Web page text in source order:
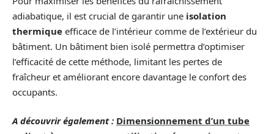
adiabatique, il est crucial de garantir une isolation
thermique efficace de l’intérieur comme de l’extérieur du
bâtiment. Un bâtiment bien isolé permettra d’optimiser
l’efficacité de cette méthode, limitant les pertes de
fraîcheur et améliorant encore davantage le confort des
occupants.
A découvrir également : Dimensionnement d’un tube